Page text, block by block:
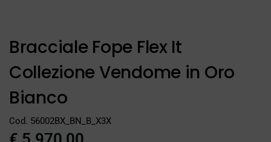
Bracciale Fope Flex It
Collezione Vendome in Oro
Bianco
Cod. 56002BX_BN_B_X3X